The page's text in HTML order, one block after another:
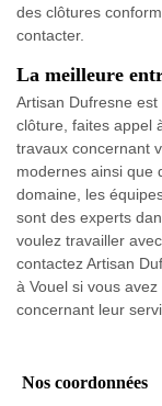
des clôtures
contacter.
La meilleure
Artisan Dufresne
clôture, faites appel
travaux concernant
modernes ainsi que
domaine, les
sont des experts
voulez travailler
contactez Artisan
à Vouel si vous
concernant leur
Nos coordonnées